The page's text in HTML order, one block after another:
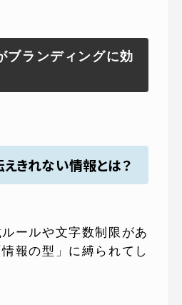
ブランディングに効
きれない情報とは？
ールや文字数制限があ
報の型」に縛られてし